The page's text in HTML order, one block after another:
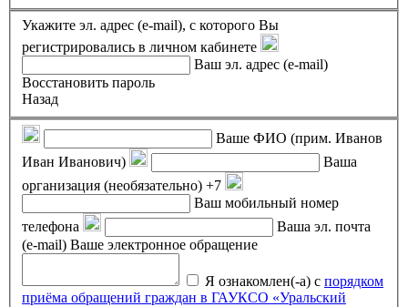
Укажите эл. адрес (e-mail), с которого Вы
регистрировались в личном кабинете
Ваш эл. адрес (e-mail)
Восстановить пароль
Назад
Ваше ФИО (прим. Иванов
Иван Иванович)
Ваша
организация (необязательно) +7
Ваш мобильный номер
телефона
Ваша эл. почта
(e-mail) Ваше электронное обращение
Я ознакомлен(-а) с порядком
приёма обращений граждан в ГАУКСО «Уральский